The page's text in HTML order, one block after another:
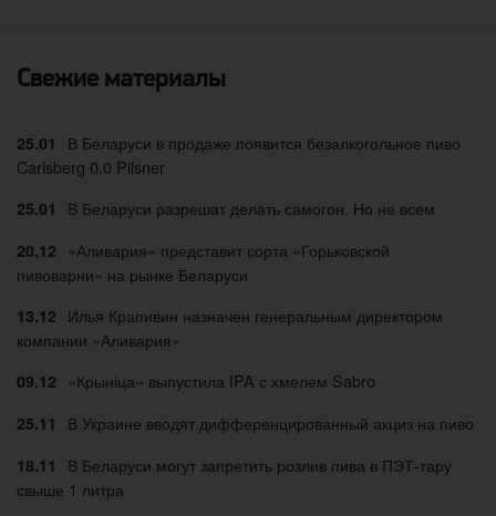
Свежие материалы
25.01
В Беларуси в продаже появится безалкогольное пиво
Carlsberg 0.0 Pilsner
25.01 В Беларуси разрешат делать самогон. Но не всем
20.12
«Аливария» представит сорта «Горьковской
пивоварни» на рынке Беларуси
13.12 Илья Крапивин назначен генеральным директором
компании «Аливария»
09.12 «Крыніца» выпустила IPA с хмелем Sabro
25.11 В Украине вводят дифференцированный акциз на пиво
18.11
В Беларуси могут запретить розлив пива в ПЭТ-тару
свыше 1 литра